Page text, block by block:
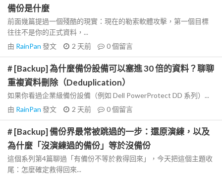
備份是什麼
前面幾篇提過一個殘酷的現實：現在的勒索軟體攻擊，第一個目標
往往不是你的正式資料，...
由 RainPan 發文 2 天前 0個留言
# [Backup] 為什麼備份設備可以塞進 30 倍的資料？聊聊
重複資料刪除（Deduplication）
如果你看過企業級備份設備（例如 Dell PowerProtect DD 系列）...
由 RainPan 發文 2 天前 0個留言
# [Backup] 備份界最常被跳過的一步：還原演練，以及
為什麼「沒演練過的備份」等於沒備份
這個系列第4篇聊過「有備份不等於救得回來」，今天把這個主題收
尾：怎麼確定救得回來...